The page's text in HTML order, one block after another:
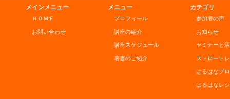
メインメニュー
ＨＯＭＥ
お問い合わせ
メニュー
プロフィール
講座の紹介
講座スケジュール
著書のご紹介
カテゴリ
参加者の声
お知らせ
セミナーと
ストロート
はるはなブ
はるはなレ